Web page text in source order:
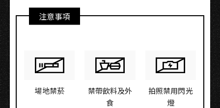
注意事項
場地禁菸
禁帶飲料及外
食
拍照禁用閃光
燈